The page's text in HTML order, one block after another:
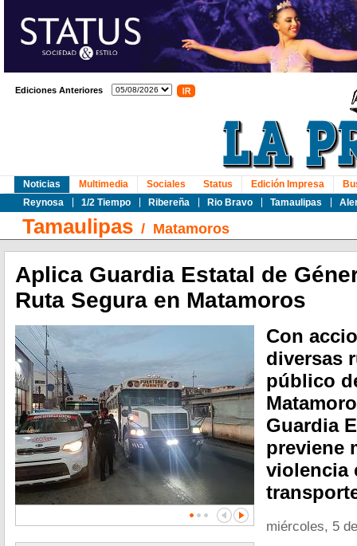
Ediciones Anteriores
Noticias
Reynosa
1/2 Tiempo Ribereña Rio Bravo Tamaulipas
Multimedia Sociales Status Edición Impresa
Tamaulipas / Matamoros
Aplica Guardia Estatal de
Ruta Segura en Matamoros
Con
diversas
público
Guardia
previene
violencia
miércoles, 5